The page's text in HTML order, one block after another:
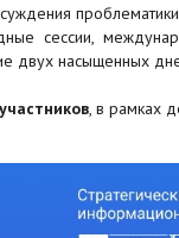
сессии,
двух насыщенных
, в рамках